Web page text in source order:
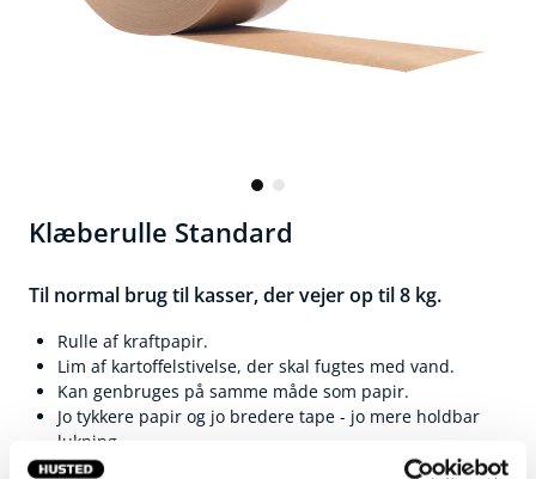
Klæberulle Standard
Til normal brug til kasser, der vejer op til 8 kg.
Rulle af kraftpapir.
Lim af kartoffelstivelse, der skal fugtes med vand.
Kan genbruges på samme måde som papir.
Jo tykkere papir og jo bredere tape - jo mere holdbar
lukning.
Papirkvalitet 70 g / m2 eller 90 g / m2.